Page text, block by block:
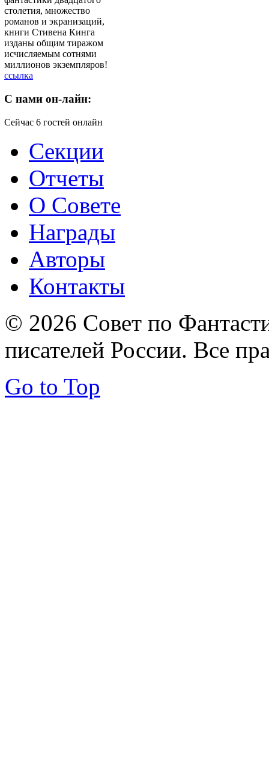
столетия, множество
романов и экранизаций,
книги Стивена Кинга
изданы общим тиражом
исчисляемым сотнями
миллионов экземпляров!
ссылка
C нами он-лайн:
Сейчас 6 гостей онлайн
Секции
Отчеты
О Совете
Награды
Авторы
Контакты
© 2026 Совет по
писателей России. Все
Go to Top